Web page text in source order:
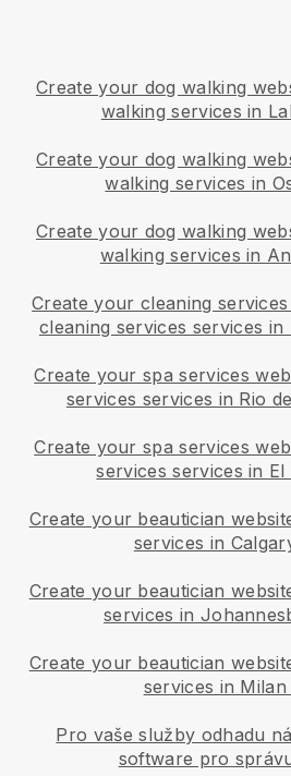
Create your dog walking
walking services in
Create your dog walking
walking services in
Create your dog walking
walking services in
Create your cleaning
cleaning services services
Create your spa services
services services in Rio
Create your spa services
services services in El
Create your beautician
services in
Create your beautician
services in
Create your beautician
services in
Pro vaše služby odhadu
software pro